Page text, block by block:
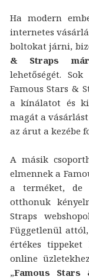
Ha modern
internetes
boltokat járni,
& Straps
lehetőségét.
Famous Stars &
a kínálatot és
magát a
az árut a kezébe
A másik
elmennek a
a terméket, de
otthonuk
Straps
Függetlenül
értékes
online
„Famous Stars